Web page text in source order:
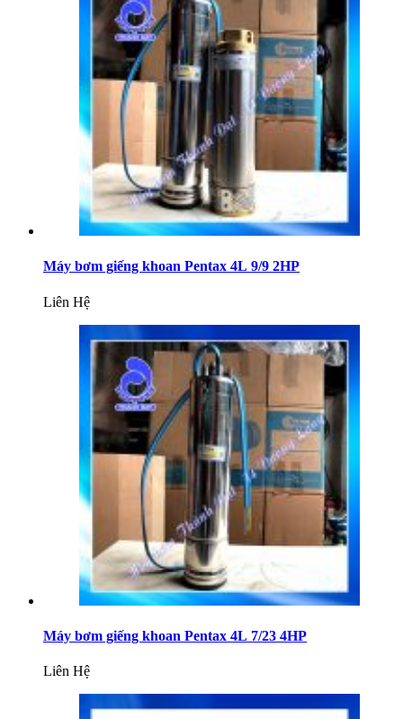
Máy bơm giếng khoan Pentax 4L 9/9 2HP
Liên Hệ
Máy bơm giếng khoan Pentax 4L 7/23 4HP
Liên Hệ